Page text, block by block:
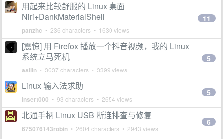
用起来比较舒服的 Linux 桌面
Niri+DankMaterialShell
panzhc • 236 characters • 1630 views
11
[震惊] 用 Firefox 播放一个抖音视频，我的 Linux
系统立马死机
asilin • 3637 characters • 3399 views
5
Linux 输入法求助
insert000 • 93 characters • 2654 views
5
北通手柄 Linux USB 断连排查与修复
675076143robin • 2604 characters • 2943 views
6